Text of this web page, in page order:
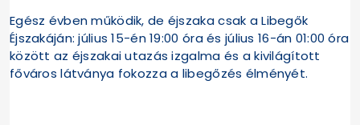
Egész évben működik, de éjszaka csak a Libegők
Éjszakáján: július 15-én 19:00 óra és július 16-án 01:00 óra
között az éjszakai utazás izgalma és a kivilágított
főváros látványa fokozza a libegőzés élményét.